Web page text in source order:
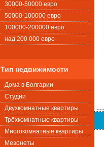
30000-50000 евро
50000-100000 евро
100000-200000 евро
над 200 000 евро
Тип недвижимости
Дома в Болгарии
Студии
Двухкомнатные квартиры
Трёхкомнатные квартиры
Многокомнатные квартиры
Мезонеты